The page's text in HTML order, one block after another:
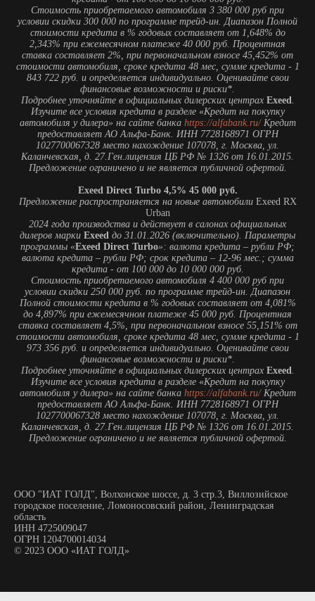
Exeed Direct Turbo 4,5% 45 000 руб.
Предложение распространяется на новые автомобилиExeed RX
Urban
2024 года производства и действует в салонах официальных
дилеров маркиExeedдо 31.01.2026 (включительно). Параметры
программы «Exeed Direct Turbo»: валюта кредита – рубли РФ;
валюта кредита – рубли РФ; срок кредита – 12-96 мес.; сумма
кредита - от 100 000 до 10 000 000 руб.
Стоимость приобретаемого автомобиля 4 400 000 руб при
условии скидки 250 000 руб. по программе трейд-ин. Диапазон
Полной стоимости кредита в % годовых составляет от 4,081%
до 4,897% при ежемесячном платеже 45 000 руб. Процентная
ставка составляет 4,5%, при первоначальном взносе 55,151% от
стоимости автомобиля, сроке кредита 48 мес, сумме кредита - 1
973 356 руб. и определяется индивидуально. Оценивайте свои
финансовые возможности и риски*.
Подробнее уточняйте в официальных дилерских центрах
Изучите все условия кредита в разделе« Кредит на покупку
автомобиля у дилера» на сайте банка
предоставляет АО Альфа-Банк. ИНН 7728168971 ОГРН
1027700067328 место нахождение 107078, г. Москва, ул.
Каланчевская, д. 27.Ген.лицензия ЦБ РФ № 1326 от 16.01.2015.
Предложение ограничено и не является публичной офертой.
ООО "ИАТ ГОЛД", Волхонское шоссе, д. 3 стр.3, Виллозийское
городское поселение, Ломоносовский район, Ленинградская
область
ИНН 4725009047
ОГРН 1204700014034
© 2023 ООО «ИАТ ГОЛД»